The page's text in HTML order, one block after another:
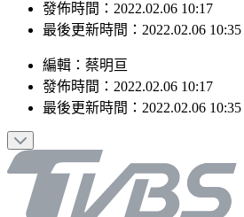
發佈時間：2022.02.06 10:17
最後更新時間：2022.02.06 10:35
編輯 ： 蔡明亘
發佈時間： 2022.02.06 10:17
最後更新時間： 2022.02.06 10:35